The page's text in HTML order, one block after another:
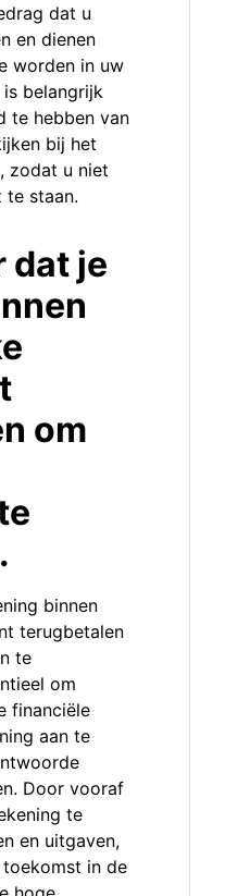
dat u
en dienen
worden in uw
belangrijk
te hebben van
bij het
zodat u niet
te staan.
dat je
om
binnen
terugbetalen
te
om
financiële
aan te
Door vooraf
te
en uitgaven,
in de